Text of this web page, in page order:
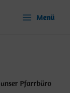
Menü
Pfarrbüro